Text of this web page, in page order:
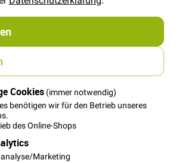
Cookies (immer notwendig)
benötigen wir für den Betrieb unseres
des Online-Shops
Marketing
In den Warenkorb
Morris Design als Deko
Baumwolle.